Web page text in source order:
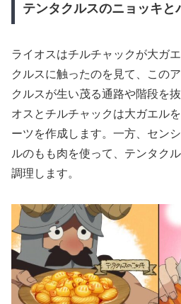
テンタクルスのニョッキと
ライオスはチルチャックが大ガ
クルスに触ったのを見て、この
クルスが生い茂る通路や階段を
オスとチルチャックは大ガエル
ーツを作成します。一方、セン
ルのもも肉を使って、テンタク
調理します。